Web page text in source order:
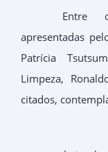
Entre
apresentadas
Patrícia
Limpeza,
citados,